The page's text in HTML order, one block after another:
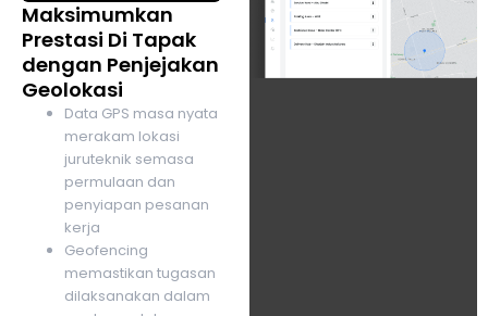
Maksimumkan
Prestasi Di Tapak
dengan Penjejakan
Geolokasi
Data GPS masa nyata
merakam lokasi
juruteknik semasa
permulaan dan
penyiapan pesanan
kerja
Geofencing
memastikan tugasan
dilaksanakan dalam